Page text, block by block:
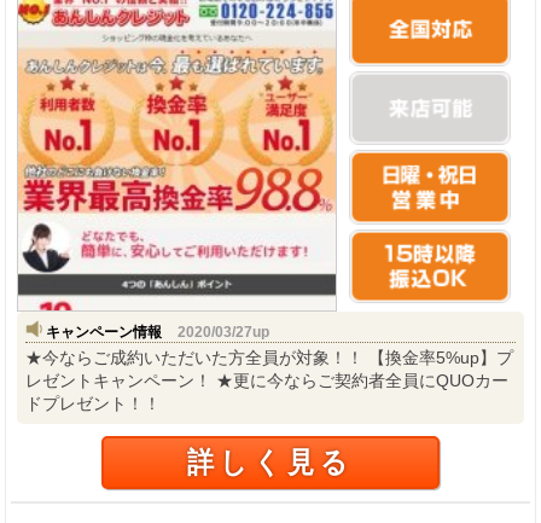
キャンペーン情報 2020/03/27up
★今ならご成約いただいた方全員が対象！！ 【換金率5%up】プ
レゼントキャンペーン！ ★更に今ならご契約者全員にQUOカー
ドプレゼント！！
詳しく見る